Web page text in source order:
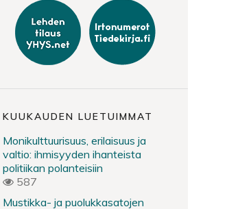
KUUKAUDEN LUETUIMMAT
Monikulttuurisuus, erilaisuus ja
valtio: ihmisyyden ihanteista
politiikan polanteisiin
587
Mustikka- ja puolukkasatojen